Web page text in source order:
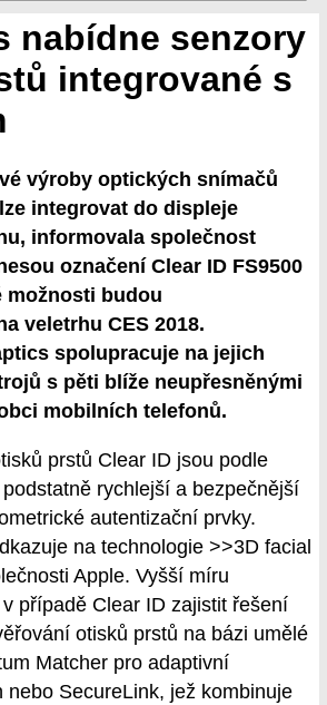
nabídne senzory
integrované s
výroby optických snímačů
integrovat do displeje
informovala společnost
označení Clear ID FS9500
možnosti budou
veletrhu CES 2018.
spolupracuje na jejich
s pěti blíže neupřesněnými
mobilních telefonů.
prstů Clear ID jsou podle
rychlejší a bezpečnější
autentizační prvky.
na technologie >>3D facial
Apple. Vyšší míru
případě Clear ID zajistit řešení
otisků prstů na bázi umělé
Matcher pro adaptivní
nebo SecureLink, jež kombinuje